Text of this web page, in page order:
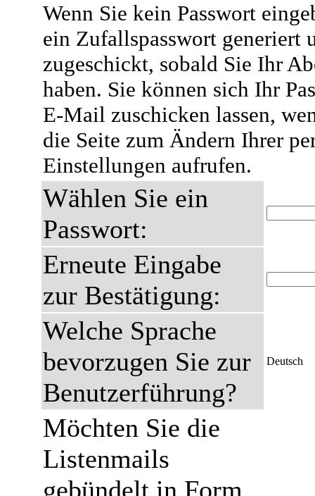
Wenn Sie kein Passwort
ein Zufallspasswort generiert
zugeschickt, sobald Sie Ihr
haben. Sie können sich Ihr
E-Mail zuschicken lassen,
die Seite zum Ändern Ihrer
Einstellungen aufrufen.
Wählen Sie ein
Passwort:
Erneute Eingabe
zur Bestätigung:
Welche Sprache
bevorzugen Sie zur
Benutzerführung?
Deutsch
Möchten Sie die
Listenmails
gebündelt in Form